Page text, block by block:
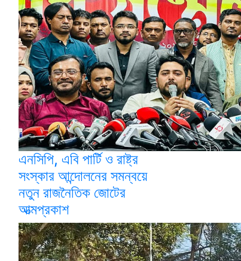
এনসিপি, এবি পার্টি ও রাষ্ট্র
সংস্কার আন্দোলনের সমন্বয়ে
নতুন রাজনৈতিক জোটের
আত্মপ্রকাশ